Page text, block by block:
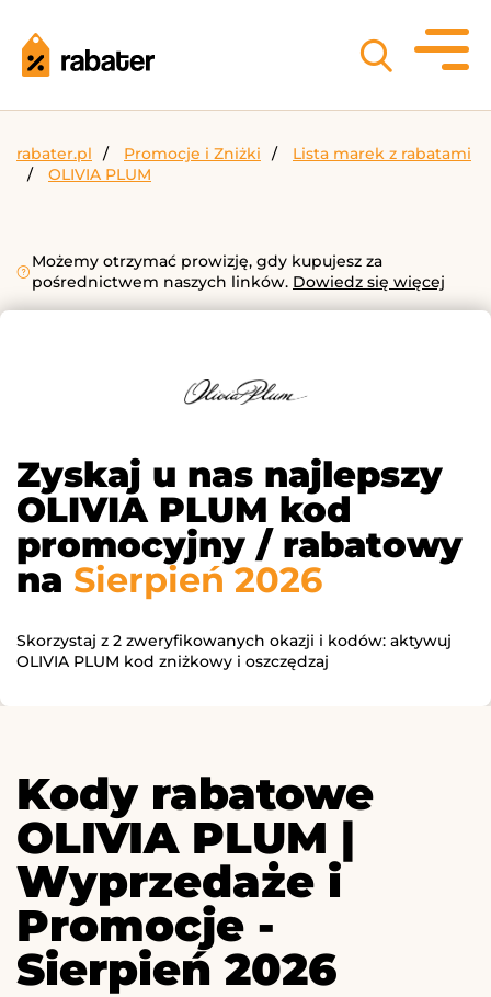
rabater.pl Promocje i Zniżki
Lista marek z rabatami
OLIVIA PLUM
Możemy otrzymać prowizję, gdy kupujesz za
pośrednictwem naszych linków. Dowiedz się więcej
Zyskaj u nas najlepszy
OLIVIA PLUM kod
promocyjny / rabatowy
na Sierpień 2026
Skorzystaj z 2 zweryfikowanych okazji i kodów: aktywuj
OLIVIA PLUM kod zniżkowy i oszczędzaj
Kody rabatowe
OLIVIA PLUM |
Wyprzedaże i
Promocje -
Sierpień 2026